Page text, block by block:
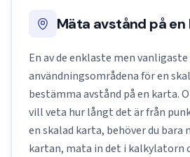
Mäta avstånd på en
En av de enklaste men vanligaste
användningsområdena för en
bestämma avstånd på en karta.
vill veta hur långt det är från
en skalad karta, behöver du bara
kartan, mata in det i kalkylatorn